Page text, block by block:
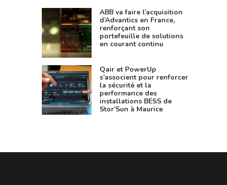
ABB va faire l’acquisition
d’Advantics en France,
renforçant son
portefeuille de solutions
en courant continu
Qair et PowerUp
s’associent pour renforcer
la sécurité et la
performance des
installations BESS de
Stor’Sun à Maurice